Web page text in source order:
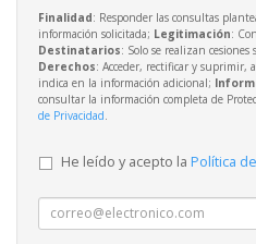
Finalidad: Responder las consultas
información solicitada; Legitimación:
Destinatarios: Solo se realizan
Derechos: Acceder, rectificar y suprimir,
indica en la información adicional;
consultar la información completa de
de Privacidad
He leído y acepto la Política